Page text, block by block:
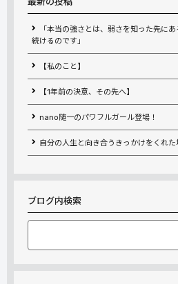
「本当の強さとは、弱さを知った先に
続けるのです」
【私のこと】
【1年前の決意、その先へ】
nano随一のパワフルガール登場！
自分の人生と向き合うきっかけをくれた
ブログ内検索
索: